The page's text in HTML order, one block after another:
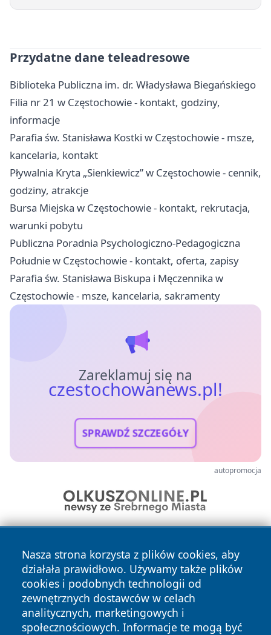
Przydatne dane teleadresowe
Biblioteka Publiczna im. dr. Władysława Biegańskiego
Filia nr 21 w Częstochowie - kontakt, godziny,
informacje
Parafia św. Stanisława Kostki w Częstochowie - msze,
kancelaria, kontakt
Pływalnia Kryta „Sienkiewicz” w Częstochowie - cennik,
godziny, atrakcje
Bursa Miejska w Częstochowie - kontakt, rekrutacja,
warunki pobytu
Publiczna Poradnia Psychologiczno-Pedagogiczna
Południe w Częstochowie - kontakt, oferta, zapisy
Parafia św. Stanisława Biskupa i Męczennika w
Częstochowie - msze, kancelaria, sakramenty
Zareklamuj się na
czestochowanews.pl!
SPRAWDŹ SZCZEGÓŁY
autopromocja
Nasza strona korzysta z plików cookies, aby
działała prawidłowo. Używamy także plików
cookies i podobnych technologii od
zewnętrznych dostawców w celach
analitycznych, marketingowych i
społecznościowych. Informacje te mogą być
Copyright © 2026 czestochowanews.pl Wszystkie prawa
zastrzeżone.